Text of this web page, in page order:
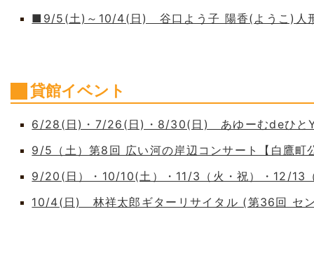
■9/5(土)～10/4(日) 谷口よう子 陽香(ようこ)人
貸館イベント
6/28(日)・7/26(日)・8/30(日) あゆーむdeひと
9/5（土）第8回 広い河の岸辺コンサート【白鷹町
9/20(日）・10/10(土）・11/3（火・祝）・12/
10/4(日) 林祥太郎ギターリサイタル (第36回 セ